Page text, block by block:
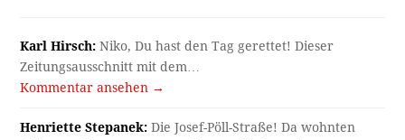
Karl Hirsch: Niko, Du hast den Tag gerettet! Dieser
Zeitungsausschnitt mit dem…
Kommentar ansehen →
Henriette Stepanek: Die Josef-Pöll-Straße! Da wohnten